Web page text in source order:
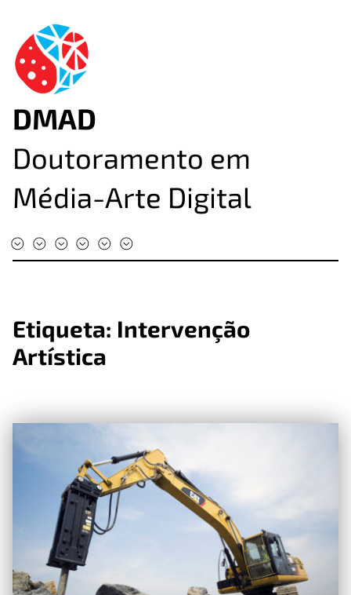
DMAD
Doutoramento em
Média-Arte Digital
Etiqueta: Intervenção
Artística